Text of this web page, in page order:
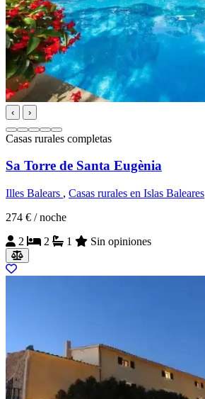
‹ ›
Casas rurales completas
Sa Torre de Santa Eugènia
Illes Balears , Casas rurales en Islas Baleares
274 € / noche
2
2 1 Sin opiniones